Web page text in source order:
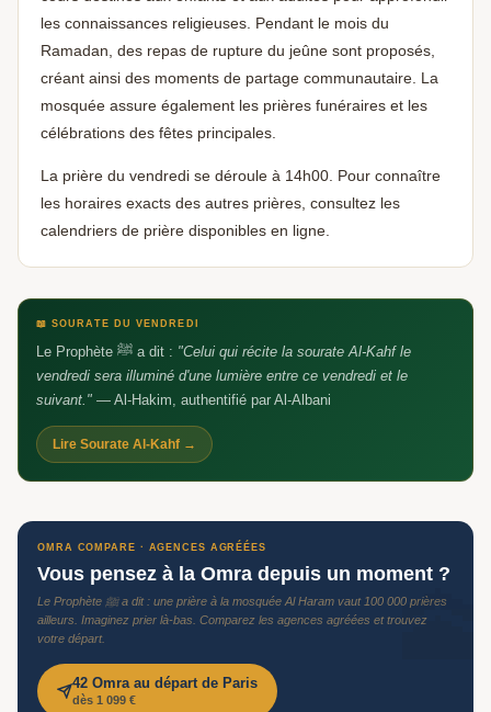
les connaissances religieuses. Pendant le mois du
Ramadan, des repas de rupture du jeûne sont proposés,
créant ainsi des moments de partage communautaire. La
mosquée assure également les prières funéraires et les
célébrations des fêtes principales.
La prière du vendredi se déroule à 14h00. Pour connaître
les horaires exacts des autres prières, consultez les
calendriers de prière disponibles en ligne.
📖 SOURATE DU VENDREDI
Le Prophète ﷺ a dit : "Celui qui récite la sourate Al-Kahf le
vendredi sera illuminé d'une lumière entre ce vendredi et le
suivant." — Al-Hakim, authentifié par Al-Albani
Lire Sourate Al-Kahf →
🕋
OMRA COMPARE · AGENCES AGRÉÉES
Vous pensez à la Omra depuis un moment ?
Le Prophète ﷺ a dit : une prière à la mosquée Al Haram vaut 100 000 prières
ailleurs. Imaginez prier là-bas. Comparez les agences agréées et trouvez
votre départ.
42 Omra au départ de Paris
dès 1 099 €
Aidez-nous à grandir 🕌